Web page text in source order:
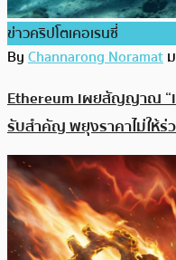
ข่าวคริปโตเคอเรนซี่
ByChannarong Noramat
Ethereum เผยสัญญาณ “
รับสำคัญ พยุงราคาไม่ให้ร่